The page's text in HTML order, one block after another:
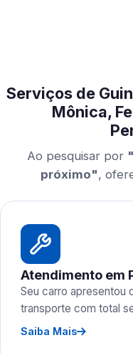
Serviços de
Mônica,
Ao pesquisar por
próximo",
Atendimento em
Seu carro apresentou
transporte com total
Saiba Mais